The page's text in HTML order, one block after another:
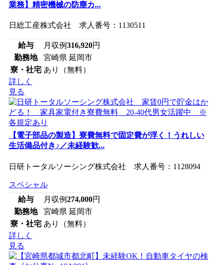
業務】精密機械の防塵カ...
日総工産株式会社 求人番号：1130511
給与 月収例316,920円
勤務地
宮崎県 延岡市
寮・社宅 あり（無料）
詳しく
見る
【電子部品の製造】寮費無料で固定費が浮く！うれしい
生活備品付き♪／未経験歓...
日研トータルソーシング株式会社 求人番号：1128094
スペシャル
給与
月収例274,000円
勤務地
宮崎県 延岡市
寮・社宅 あり（無料）
詳しく
見る